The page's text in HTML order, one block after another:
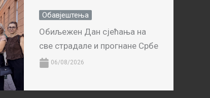
Обавјештења
Обиљежен Дан сјећања на
све страдале и прогнане Србе
06/08/2026